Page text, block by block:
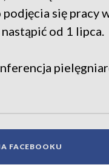
podjęcia się
od 1 lipca.
FACEBOOKU